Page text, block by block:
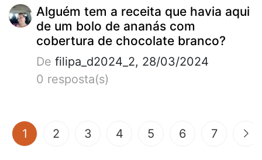
Alguém tem a receita que havia aqui
de um bolo de ananás com
cobertura de chocolate branco?
De filipa_d2024_2, 28/03/2024
0 resposta(s)
1 (current)
2 3 4 5 6 7